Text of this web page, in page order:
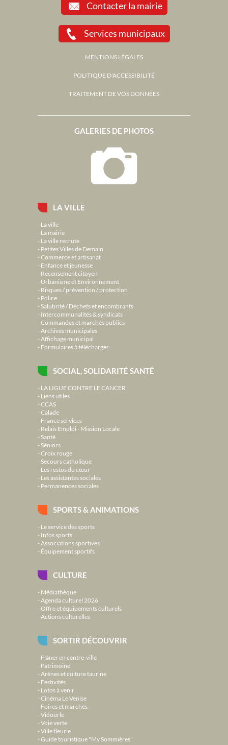
LA VILLE
La ville
La mairie
La ville recrute
Petites Villes de Demain
Commerce et artisanat
Enfance et jeunesse
Recensement citoyen
Urbanisme et Environnement
Risques / prévention / protection
Police
Salubrité / Déchets et encombrants
Intercommunalités & syndicats
Commandes et marchés publics
Archives municipales
Affichage municipal
Formulaires à télécharger
SOCIAL, SOLIDARITÉ SANTÉ
LA LIGUE CONTRE LE CANCER
Liens utiles
CCAS
Calade
France services
Relais Emploi - Mission Locale
Santé
Séniors
Croix rouge
Secours catholique
Les restos du cœur
Les assistantes sociales
Permanences sociales
SPORTS & ANIMATIONS
Le service des sports
Infos sports
Associations sportives
Équipement sportifs
CULTURE
Médiathèque
Agenda culturel 2026
Offre et équipements culturels
Actions culturelles
SORTIR DÉCOUVRIR
Flâner en centre-ville
Patrimoine
Arènes et culture taurine
Festivités
Lotos à venir
Cinéma Le Venise
Foires et marchés
Vidourle
Voie verte
Ville fleurie
Guide touristique "My Sommières"
GALERIES DE PHOTOS
Contacter la mairie
Services municipaux
MENTIONS LÉGALES
POLITIQUE D'ACCESSIBILITÉ
TRAITEMENT DE VOS DONNÉES